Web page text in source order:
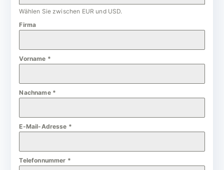
Wählen Sie zwischen EUR und USD.
Firma
Vorname *
Nachname *
E-Mail-Adresse *
Telefonnummer *